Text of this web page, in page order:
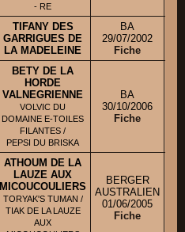
- RE
TIFANY DES
GARRIGUES DE
LA MADELEINE
BA
29/07/2002
Fiche
BETY DE LA
HORDE
VALNEGRIENNE
VOLVIC DU
DOMAINE E-TOILES
FILANTES /
PEPSI DU BRISKA
BA
30/10/2006
Fiche
ATHOUM DE LA
LAUZE AUX
MICOUCOULIERS
TORYAK'S TUMAN /
TIAK DE LA LAUZE
AUX
BERGER
AUSTRALIEN
01/06/2005
Fiche